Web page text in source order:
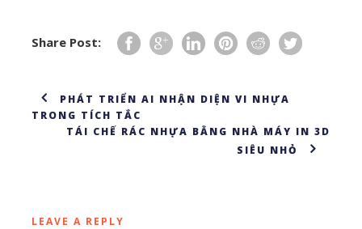
Share Post:
PHÁT TRIỂN AI NHẬN DIỆN VI NHỰA
TRONG TÍCH TẮC
TÁI CHẾ RÁC NHỰA BẰNG NHÀ MÁY IN 3D
SIÊU NHỎ
LEAVE A REPLY